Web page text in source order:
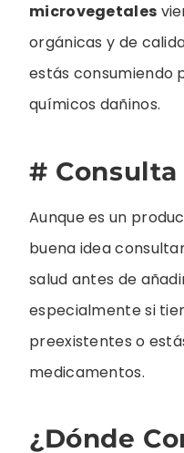
microvegetales
orgánicas y de
estás consumiendo
químicos dañinos.
#
Aunque es un
buena idea
salud antes de
especialmente si
preexistentes o
medicamentos.
¿Dónde